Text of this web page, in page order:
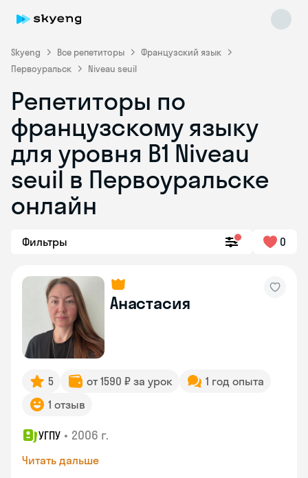
Skyeng Все репетиторы
Французский язык
Первоуральск
Niveau seuil
Репетиторы по
французскому языку
для уровня B1 Niveau
seuil в Первоуральске
онлайн
Фильтры 0
Анастасия
5 от 1590 ₽ за урок
1 год опыта
1 отзыв
УГПУ • 2006 г.
Читать дальше
Skyeng Chat